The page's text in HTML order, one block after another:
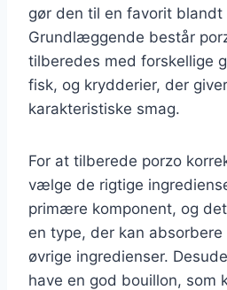
gør den til en favorit blandt
Grundlæggende består
tilberedes med forskellige
fisk, og krydderier, der
karakteristiske smag.
For at tilberede porzo
vælge de rigtige
primære komponent, og
en type, der kan
øvrige ingredienser.
have en god bouillon, som